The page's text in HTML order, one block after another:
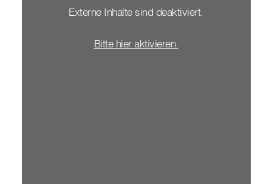
Externe Inhalte sind deaktiviert.
Bitte hier aktivieren.